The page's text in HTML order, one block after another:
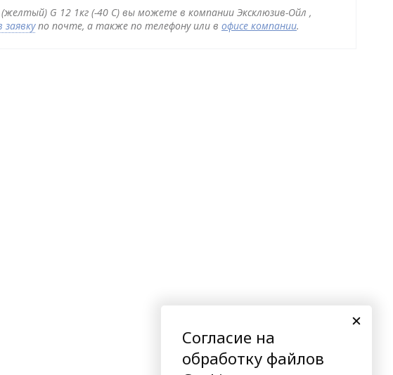
(желтый) G 12 1кг (-40 С) вы можете в компании Эксклюзив-Ойл ,
по почте, а также по телефону или в офисе компании.
Согласие на
обработку файлов